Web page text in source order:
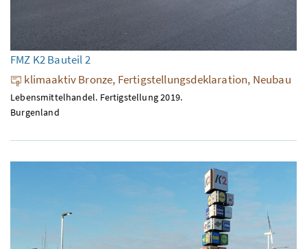
FMZ K2 Bauteil 2
klimaaktiv Bronze, Fertigstellungsdeklaration, Neubau
Lebensmittelhandel. Fertigstellung 2019.
Burgenland